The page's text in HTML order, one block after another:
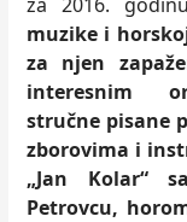
muzike i
za njen
interesnim
stručne pisane
zborovima i
„Jan Kolar“
Petrovcu,